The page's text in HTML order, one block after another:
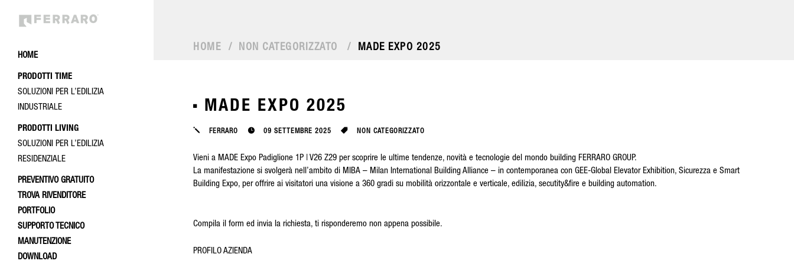
HOME
PRODOTTI TIME
SOLUZIONI PER L’EDILIZIA
INDUSTRIALE
PRODOTTI LIVING
SOLUZIONI PER L’EDILIZIA
RESIDENZIALE
PREVENTIVO GRATUITO
TROVA RIVENDITORE
PORTFOLIO
SUPPORTO TECNICO
MANUTENZIONE
DOWNLOAD
HOME / NON CATEGORIZZATO / MADE EXPO 2025
MADE EXPO 2025
FERRARO 09 SETTEMBRE 2025 NON CATEGORIZZATO
Vieni a MADE Expo Padiglione 1P | V26 Z29 per scoprire le ultime tendenze, novità e tecnologie del mondo building FERRARO GROUP.
La manifestazione si svolgerà nell’ambito di MIBA – Milan International Building Alliance – in contemporanea con GEE-Global Elevator Exhibition, Sicurezza e Smart
Building Expo, per offrire ai visitatori una visione a 360 gradi su mobilità orizzontale e verticale, edilizia, secutity&fire e building automation.
Compila il form ed invia la richiesta, ti risponderemo non appena possibile.
PROFILO AZIENDA